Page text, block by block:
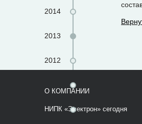
2014
2013
2012
2010
О КОМПАНИИ
НИПК «Электрон» сегодня